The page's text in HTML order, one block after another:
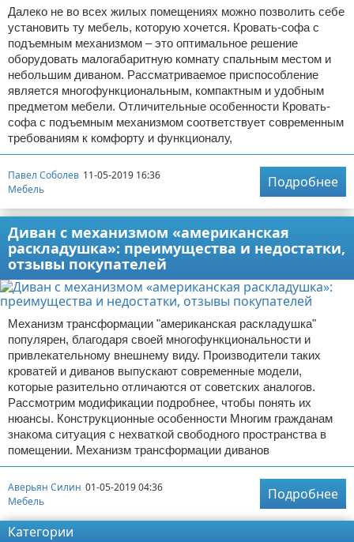
Далеко не во всех жилых помещениях можно позволить себе
установить ту мебель, которую хочется. Кровать-софа с
подъемным механизмом – это оптимальное решение
оборудовать малогабаритную комнату спальным местом и
небольшим диваном. Рассматриваемое приспособление
является многофункциональным, компактным и удобным
предметом мебели. Отличительные особенности Кровать-
софа с подъемным механизмом соответствует современным
требованиям к комфорту и функционалу,
Павел Соболев 11-05-2019 16:36
Мебель
Подробнее
Диван с механизмом «американская
раскладушка»: преимущества и недостатки,
отзывы покупателей
Механизм трансформации "американская раскладушка"
популярен, благодаря своей многофункциональности и
привлекательному внешнему виду. Производители таких
кроватей и диванов выпускают современные модели,
которые разительно отличаются от советских аналогов.
Рассмотрим модификации подробнее, чтобы понять их
нюансы. Конструкционные особенности Многим гражданам
знакома ситуация с нехваткой свободного пространства в
помещении. Механизм трансформации диванов
Аверьян Силин 01-05-2019 04:36
Мебель
Подробнее
Категории